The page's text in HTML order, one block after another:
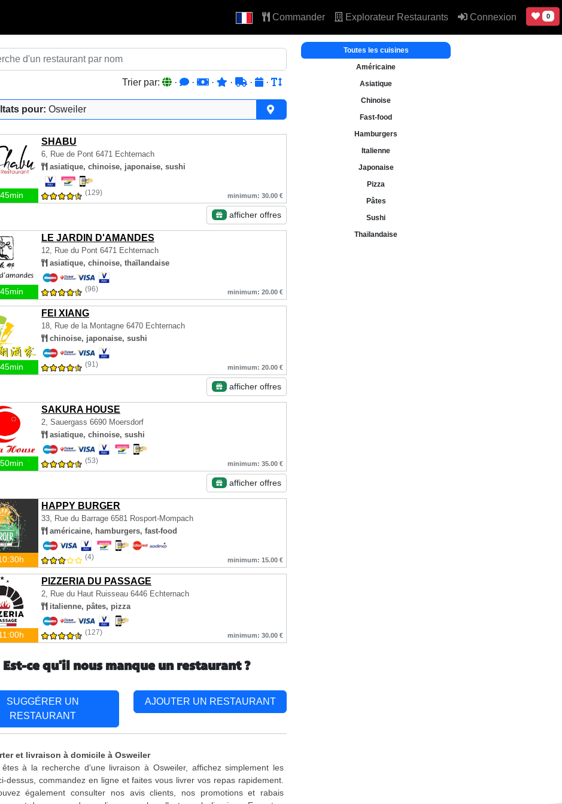
Commander Explorateur Restaurants Connexion 0
Trier par: · · · · · ·
pour: Osweiler
SHABU
6, Rue de Pont 6471 Echternach
asiatique, chinoise, japonaise, sushi
(129) minimum: 30.00 €
afficher offres
LE JARDIN D'AMANDES
12, Rue du Pont 6471 Echternach
asiatique, chinoise, thaïlandaise
(96) minimum: 20.00 €
FEI XIANG
18, Rue de la Montagne 6470 Echternach
chinoise, japonaise, sushi
(91) minimum: 20.00 €
afficher offres
SAKURA HOUSE
2, Sauergass 6690 Moersdorf
asiatique, chinoise, sushi
(53) minimum: 35.00 €
afficher offres
HAPPY BURGER
33, Rue du Barrage 6581 Rosport-Mompach
américaine, hamburgers, fast-food
(4) minimum: 15.00 €
PIZZERIA DU PASSAGE
2, Rue du Haut Ruisseau 6446 Echternach
italienne, pâtes, pizza
(127) minimum: 30.00 €
Toutes les cuisines
Américaine
Asiatique
Chinoise
Fast-food
Hamburgers
Italienne
Japonaise
Pizza
Pâtes
Sushi
Thaïlandaise
Est-ce qu'il nous manque un restaurant ?
SUGGÉRER UN
RESTAURANT
AJOUTER UN RESTAURANT
et livraison à domicile à Osweiler
à la recherche d'une livraison à Osweiler, affichez simplement les
dessus, commandez en ligne et faites vous livrer vos repas rapidement.
également consulter nos avis clients, nos promotions et rabais